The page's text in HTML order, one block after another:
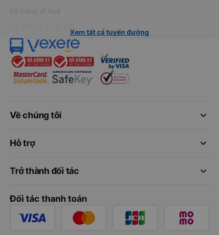
Đà Nẵng đi Huế
Xem tất cả tuyến đường
keyboard_arrow_down
Về chúng tôi
keyboard_arrow_down
Hỗ trợ
keyboard_arrow_down
Trở thành đối tác
Đối tác thanh toán